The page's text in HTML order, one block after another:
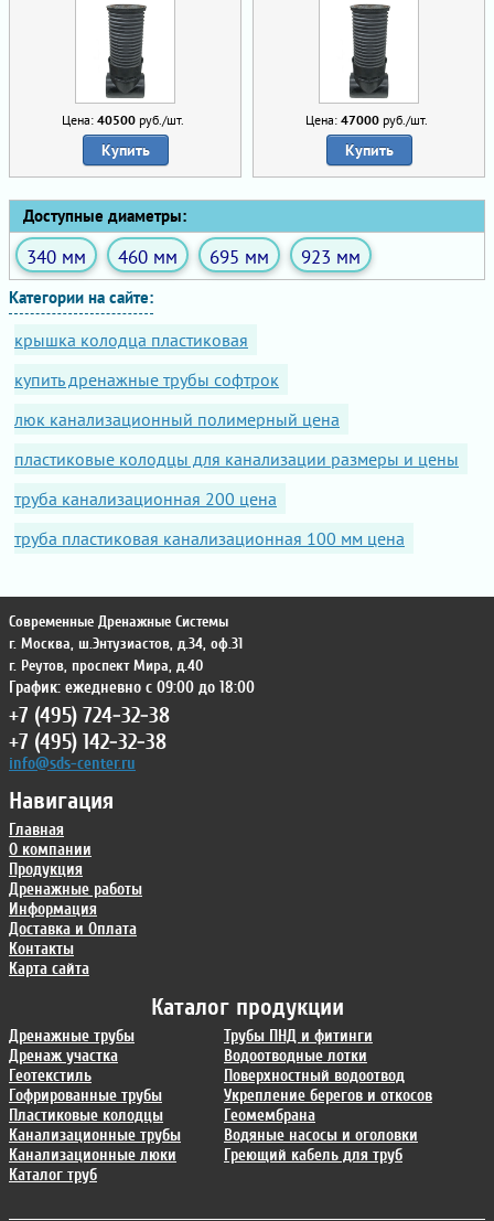
Цена: 40500руб./шт.
Купить
Цена: 47000руб./шт.
Купить
Доступные диаметры:
340 мм 460 мм 695 мм 923 мм
Категории на сайте:
крышка колодца пластиковая
купить дренажные трубы софтрок
люк канализационный полимерный цена
пластиковые колодцы для канализации размеры и цены
труба канализационная 200 цена
труба пластиковая канализационная 100 мм цена
Каталог продукции
Дренажные трубы
Дренаж участка
Геотекстиль
Гофрированные трубы
Пластиковые колодцы
Канализационные трубы
Канализационные люки
Каталог труб
Трубы ПНД и фитинги
Водоотводные лотки
Поверхностный водоотвод
Укрепление берегов и откосов
Геомембрана
Водяные насосы и оголовки
Греющий кабель для труб
Навигация
Главная
О компании
Продукция
Дренажные работы
Информация
Доставка и Оплата
Контакты
Карта сайта
Современные Дренажные Системы
г. Москва, ш.Энтузиастов, д.34, оф.31
г. Реутов, проспект Мира, д.40
График: ежедневно с 09:00 до 18:00
+7 (495) 724-32-38
+7 (495) 142-32-38
info@sds-center.ru